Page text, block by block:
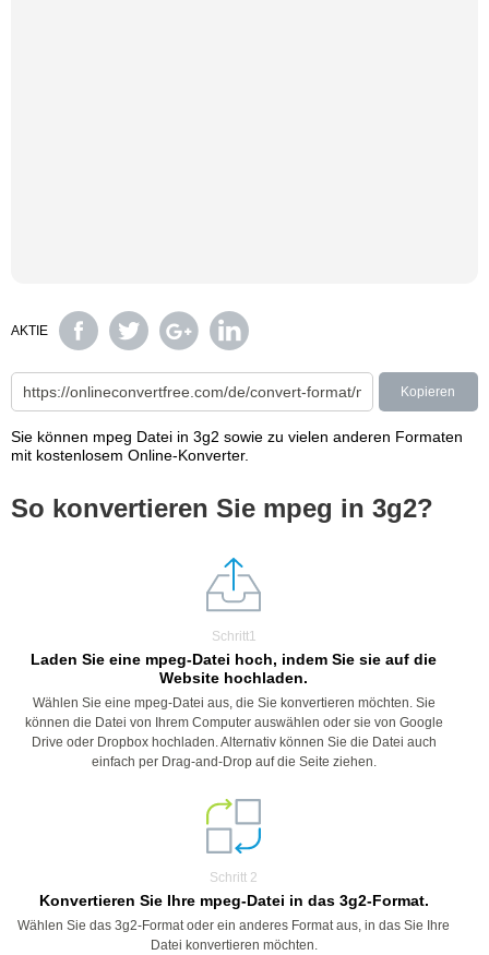
AKTIE
Kopieren
Sie können mpeg Datei in 3g2 sowie zu vielen anderen Formaten
mit kostenlosem Online-Konverter.
So konvertieren Sie mpeg in 3g2?
Schritt1
Laden Sie eine mpeg-Datei hoch, indem Sie sie auf die
Website hochladen.
Wählen Sie eine mpeg-Datei aus, die Sie konvertieren möchten. Sie
können die Datei von Ihrem Computer auswählen oder sie von Google
Drive oder Dropbox hochladen. Alternativ können Sie die Datei auch
einfach per Drag-and-Drop auf die Seite ziehen.
Schritt 2
Konvertieren Sie Ihre mpeg-Datei in das 3g2-Format.
Wählen Sie das 3g2-Format oder ein anderes Format aus, in das Sie Ihre
Datei konvertieren möchten.